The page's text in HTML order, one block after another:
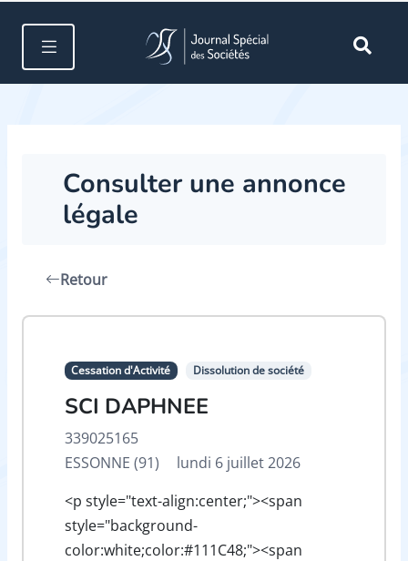
Consulter une annonce
légale
Retour
Cessation d'Activité Dissolution de société
SCI DAPHNEE
339025165
ESSONNE (91)
lundi 6 juillet 2026
<p style="text-align:center;"><span
style="background-
color:white;color:#111C48;"><span